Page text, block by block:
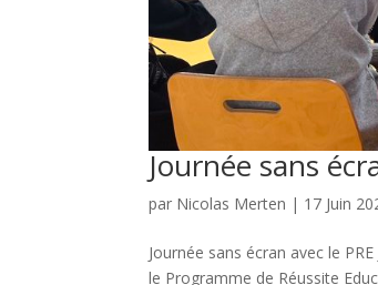
Journée sans
par Nicolas Merten | 17 Juin
Journée sans écran avec le
le Programme de Réussite